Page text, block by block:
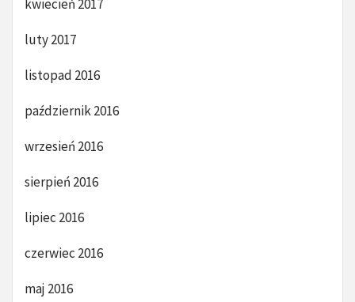
kwiecień 2017
luty 2017
listopad 2016
październik 2016
wrzesień 2016
sierpień 2016
lipiec 2016
czerwiec 2016
maj 2016